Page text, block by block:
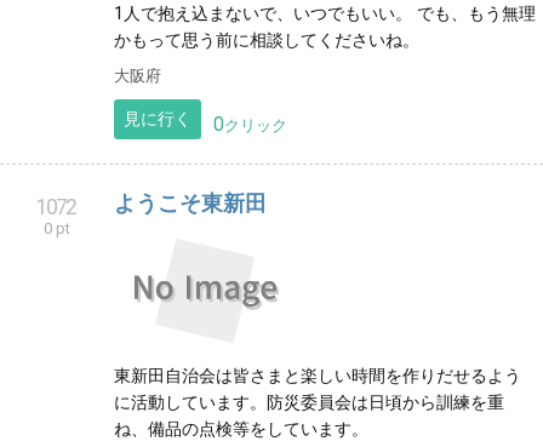
1人で抱え込まないで、いつでもいい。 でも、もう無理
かもって思う前に相談してくださいね。
大阪府
見に行く 0クリック
1072
0 pt
ようこそ東新田
東新田自治会は皆さまと楽しい時間を作りだせるよう
に活動しています。防災委員会は日頃から訓練を重
ね、備品の点検等をしています。